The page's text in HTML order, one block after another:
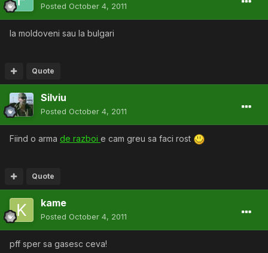
Posted October 4, 2011
la moldoveni sau la bulgari
Quote
Silviu
Posted October 4, 2011
Fiind o arma de razboi e cam greu sa faci rost
Quote
kame
Posted October 4, 2011
pff sper sa gasesc ceva!